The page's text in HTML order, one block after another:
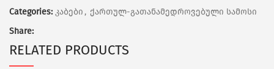
Categories: კაბები, ქართულ-გათანამედროვებული სამოსი
Share:
RELATED PRODUCTS